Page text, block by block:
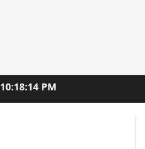
10:18:16 PM